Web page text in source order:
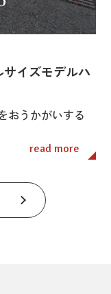
サイズモデルハ
おうかがいする
read more